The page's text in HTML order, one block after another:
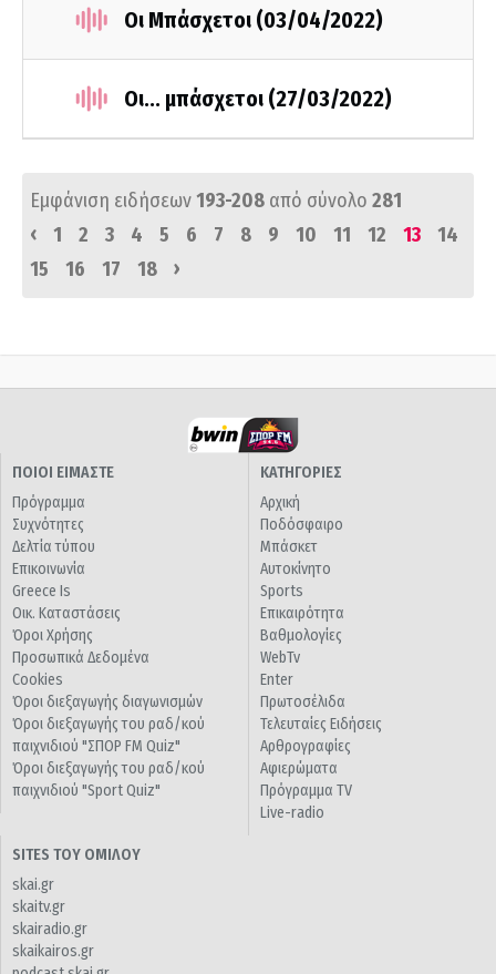
Οι Μπάσχετοι (03/04/2022)
Οι... μπάσχετοι (27/03/2022)
Εμφάνιση ειδήσεων193-208 από σύνολο 281
‹
1 2 3 4 5 6 7 8 9 10 11 12 13
14
15
16 17 18 ›
ΠΟΙΟΙ ΕΙΜΑΣΤΕ
Πρόγραμμα
Συχνότητες
Δελτία τύπου
Επικοινωνία
Greece Is
Οικ. Καταστάσεις
Όροι Χρήσης
Προσωπικά Δεδομένα
Cookies
Όροι διεξαγωγής διαγωνισμών
Όροι διεξαγωγής του ραδ/κού
παιχνιδιού "ΣΠΟΡ FM Quiz"
Όροι διεξαγωγής του ραδ/κού
παιχνιδιού "Sport Quiz"
ΚΑΤΗΓΟΡΙΕΣ
Αρχική
Ποδόσφαιρο
Μπάσκετ
Αυτοκίνητο
Sports
Επικαιρότητα
Βαθμολογίες
WebTv
Enter
Πρωτοσέλιδα
Τελευταίες Ειδήσεις
Αρθρογραφίες
Αφιερώματα
Πρόγραμμα TV
Live-radio
SITES ΤΟΥ ΟΜΙΛΟΥ
skai.gr
skaitv.gr
skairadio.gr
skaikairos.gr